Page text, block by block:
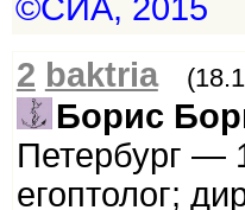
©СИА, 2015
2 baktria
Борис
Петербург —
егоптолог;